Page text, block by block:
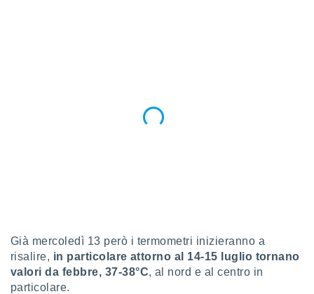
Già mercoledì 13 però i termometri inizieranno a
risalire, in particolare attorno al 14-15 luglio tornano
valori da febbre, 37-38°C, al nord e al centro in
particolare.